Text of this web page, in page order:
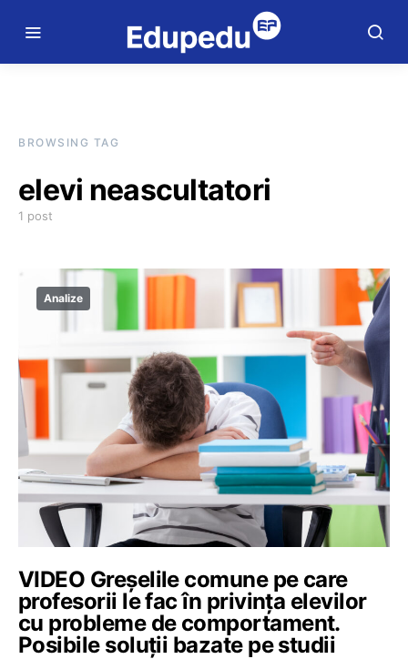
BROWSING TAG
elevi neascultatori
1 post
Analize
VIDEO Greșelile comune pe care
profesorii le fac în privința elevilor
cu probleme de comportament.
Posibile soluții bazate pe studii